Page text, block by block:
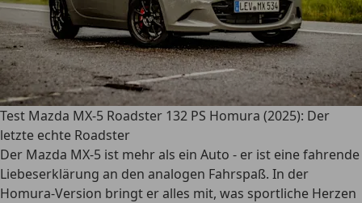
Test Mazda MX-5 Roadster 132 PS Homura (2025): Der
letzte echte Roadster
Der Mazda MX-5 ist mehr als ein Auto - er ist eine fahrende
Liebeserklärung an den analogen Fahrspaß. In der
Homura-Version bringt er alles mit, was sportliche Herzen